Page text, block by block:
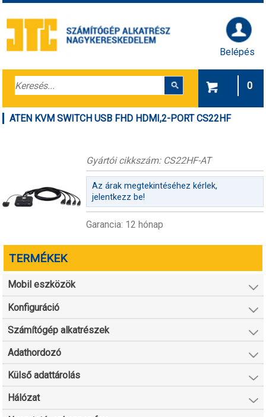
Belépés
0
ATEN KVM SWITCH USB FHD HDMI,2-PORT CS22HF
Gyártói cikkszám: CS22HF-AT
Az árak megtekintéséhez kérlek,
jelentkezz be!
Garancia: 12 hónap
TERMÉKEK
Mobil eszközök
Konfiguráció
Számítógép alkatrészek
Adathordozó
Külső adattárolás
Hálózat